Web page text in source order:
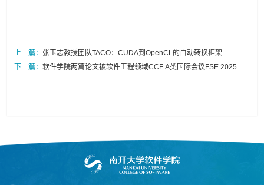
上一篇： 张玉志教授团队TACO：CUDA到OpenCL的自动转换框架
下一篇： 软件学院两篇论文被软件工程领域CCF A类国际会议FSE 2025录